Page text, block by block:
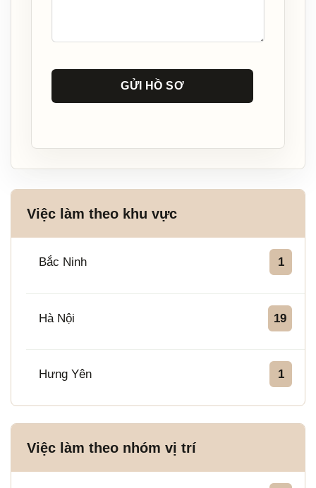
GỬI HỒ SƠ
Việc làm theo khu vực
Bắc Ninh 1
Hà Nội 19
Hưng Yên 1
Việc làm theo nhóm vị trí